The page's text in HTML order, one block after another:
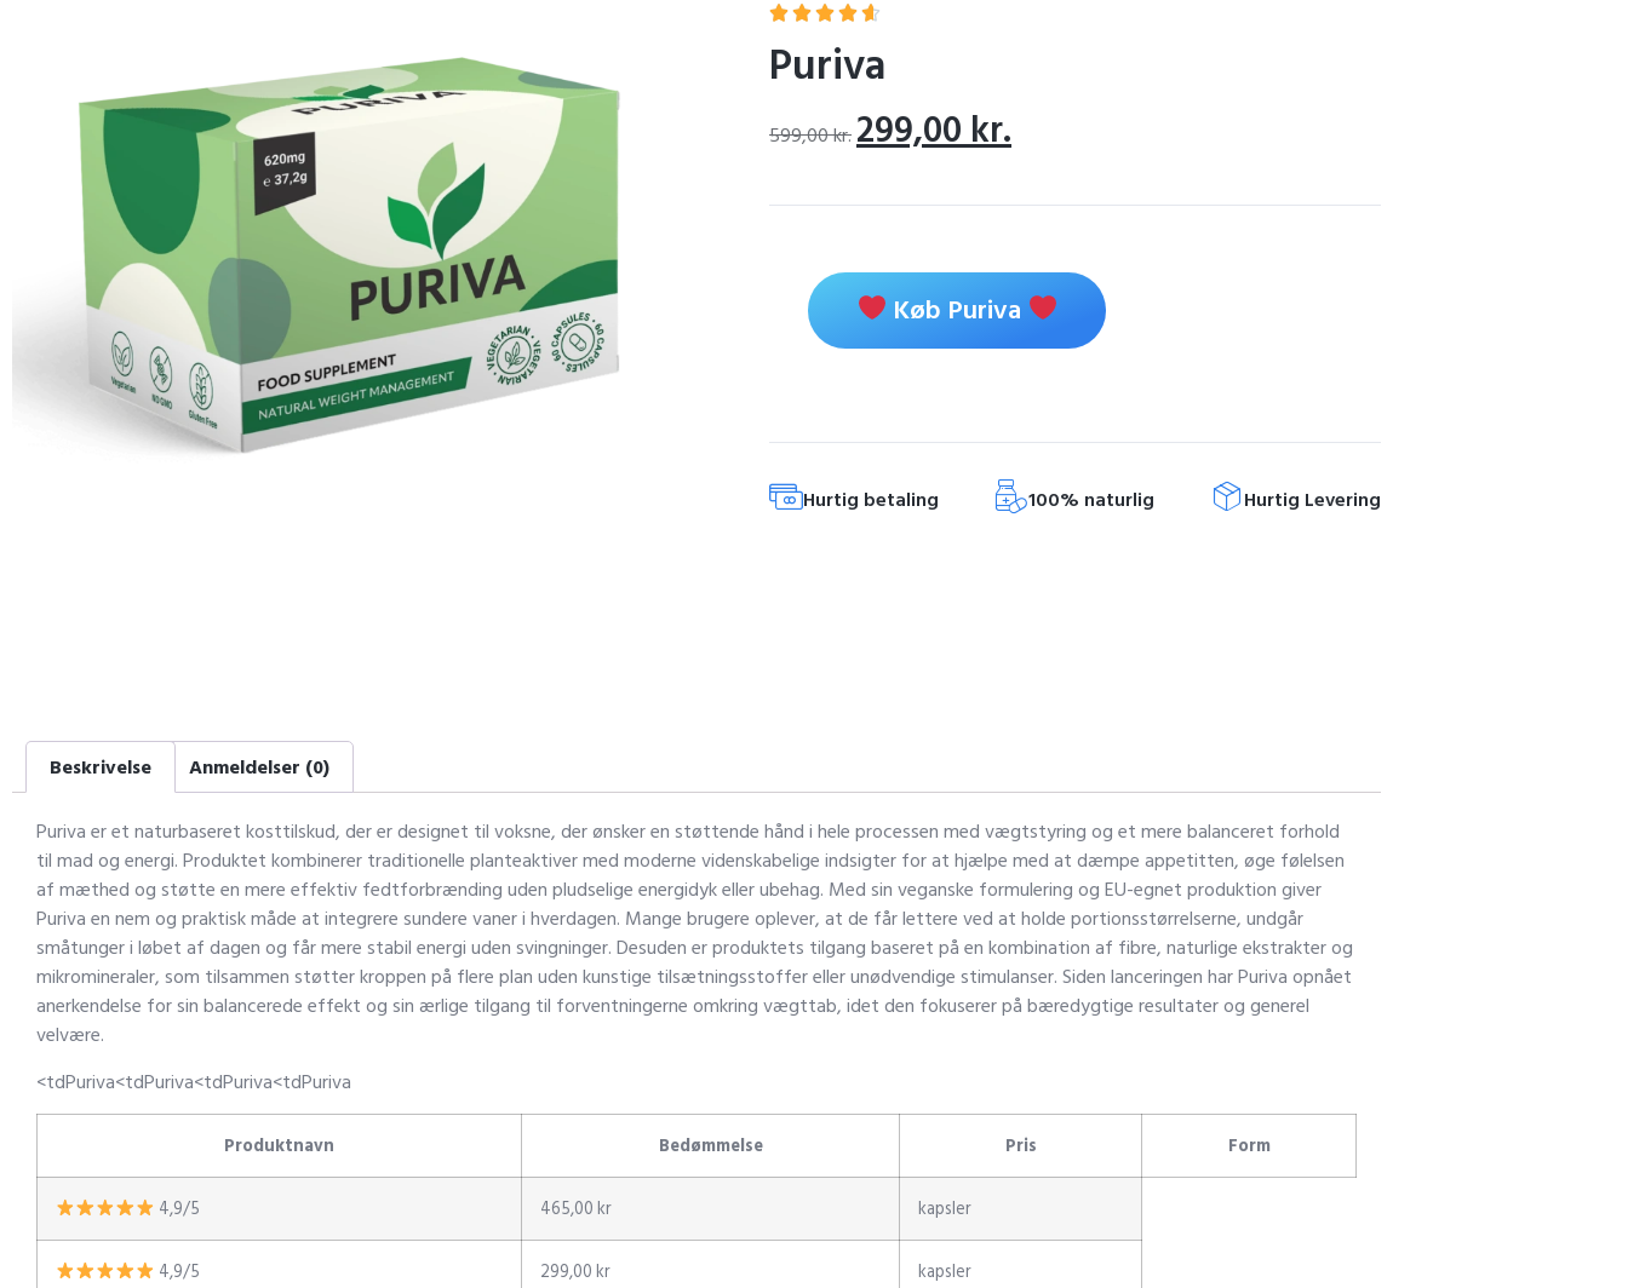

Puriva
599,00kr.299,00kr.
Køb Puriva
Hurtig betaling 100% naturlig Hurtig Levering
Beskrivelse Anmeldelser (0)
Puriva er et naturbaseret kosttilskud, der er designet til voksne, der ønsker en støttende hånd i hele processen med vægtstyring og et mere balanceret forhold
til mad og energi. Produktet kombinerer traditionelle planteaktiver med moderne videnskabelige indsigter for at hjælpe med at dæmpe appetitten, øge følelsen
af mæthed og støtte en mere effektiv fedtforbrænding uden pludselige energidyk eller ubehag. Med sin veganske formulering og EU-egnet produktion giver
Puriva en nem og praktisk måde at integrere sundere vaner i hverdagen. Mange brugere oplever, at de får lettere ved at holde portionsstørrelserne, undgår
småtunger i løbet af dagen og får mere stabil energi uden svingninger. Desuden er produktets tilgang baseret på en kombination af fibre, naturlige ekstrakter og
mikromineraler, som tilsammen støtter kroppen på flere plan uden kunstige tilsætningsstoffer eller unødvendige stimulanser. Siden lanceringen har Puriva opnået
anerkendelse for sin balancerede effekt og sin ærlige tilgang til forventningerne omkring vægttab, idet den fokuserer på bæredygtige resultater og generel
velvære.
<tdPuriva<tdPuriva<tdPuriva<tdPuriva
Produktnavn Bedømmelse Pris Form
4,9/5 465,00 kr kapsler
4,9/5 299,00 kr kapsler